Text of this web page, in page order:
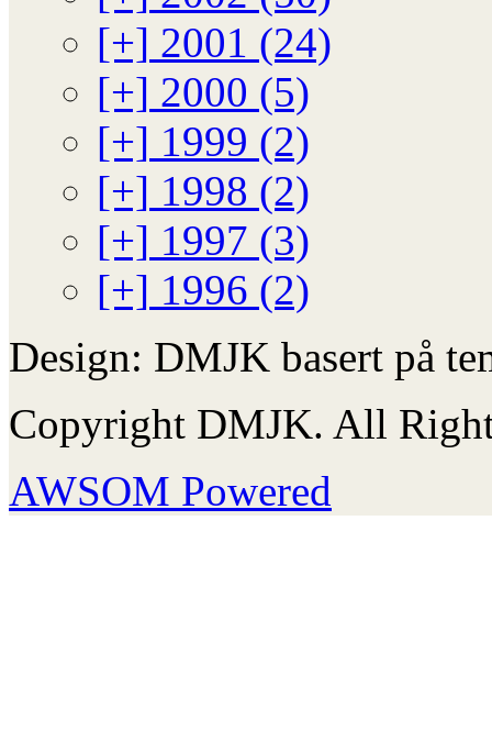
[+] 2001 (24)
[+] 2000 (5)
[+] 1999 (2)
[+] 1998 (2)
[+] 1997 (3)
[+] 1996 (2)
Design: DMJK basert på
Copyright DMJK. All
AWSOM Powered